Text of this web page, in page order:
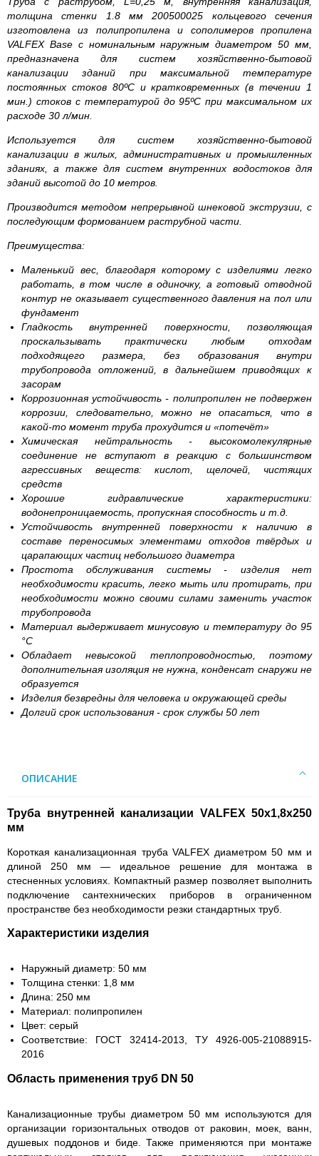
толщина стенки 1.8 мм 200500025 кольцевого сечения
изготовлена из полипропилена и сополимеров пропилена
VALFEX Base с номинальным наружным диаметром 50 мм,
предназначена для систем хозяйственно-бытовой
канализации зданий при максимальной температуре
постоянных стоков 80ºС и кратковременных (в течении 1
мин.) стоков с температурой до 95ºС при максимальном их
расходе 30 л/мин.
Используется для систем хозяйственно-бытовой
канализации в жилых, административных и промышленных
зданиях, а также для систем внутренних водостоков для
зданий высотой до 10 метров.
Производится методом непрерывной шнековой экструзии, с
последующим формованием раструбной части.
Преимущества:
Маленький вес, благодаря которому с изделиями легко
работать, в том числе в одиночку, а готовый отводной
контур не оказывает существенного давления на пол или
фундамент
Гладкость внутренней поверхности, позволяющая
проскальзывать практически любым отходам
подходящего размера, без образования внутри
трубопровода отложений, в дальнейшем приводящих к
засорам
Коррозионная устойчивость - полипропилен не подвержен
коррозии, следовательно, можно не опасаться, что в
какой-то момент труба прохудится и «потечёт»
Химическая нейтральность - высокомолекулярные
соединение не вступают в реакцию с большинством
агрессивных веществ: кислот, щелочей, чистящих
средств
Хорошие гидравлические характеристики:
водонепроницаемость, пропускная способность и т.д.
Устойчивость внутренней поверхности к наличию в
составе переносимых элементами отходов твёрдых и
царапающих частиц небольшого диаметра
Простота обслуживания системы - изделия нет
необходимости красить, легко мыть или протирать, при
необходимости можно своими силами заменить участок
трубопровода
Материал выдерживает минусовую и температуру до 95
°С
Обладает невысокой теплопроводностью, поэтому
дополнительная изоляция не нужна, конденсат снаружи не
образуется
Изделия безвредны для человека и окружающей среды
Долгий срок использования - срок службы 50 лет
ОПИСАНИЕ
Труба внутренней канализации VALFEX 50х1,8х250
мм
Короткая канализационная труба VALFEX диаметром 50 мм и
длиной 250 мм — идеальное решение для монтажа в
стесненных условиях. Компактный размер позволяет выполнить
подключение сантехнических приборов в ограниченном
пространстве без необходимости резки стандартных труб.
Характеристики изделия
Наружный диаметр: 50 мм
Толщина стенки: 1,8 мм
Длина: 250 мм
Материал: полипропилен
Цвет: серый
Соответствие: ГОСТ 32414-2013, ТУ 4926-005-21088915-
2016
Область применения труб DN 50
Канализационные трубы диаметром 50 мм используются для
организации горизонтальных отводов от раковин, моек, ванн,
душевых поддонов и биде. Также применяются при монтаже